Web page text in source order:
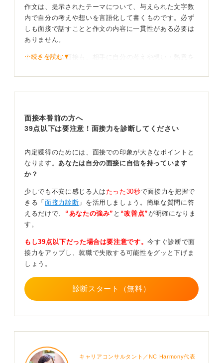
作文は、提示されたテーマについて、与えられた文字数
内で自分の考えや想いを言語化して書くものです。必ず
しも面接で話すことと作文の内容に一貫性がある必要は
ありません。
また、作文も面接も、相手に自分の考えや想い・熱意を
字で伝える」、面接は「音声で伝える」ことにありま
るより音声で伝えるほうが得意な可能性が高いです。
うになる
まずは、作文に書きたいことを携帯などに録音して音声
そのうえで、伝えたい内容を取捨選択してください。作
文は文字数制限があるからです。要点をまとめて相手に
伝えたいことを伝えていく作業になります。ちなみにこ
れは、面談で簡潔に話す際にも応用可能です。
取捨選択を繰り返すと、色んな情報を伝えすぎて、聞き
手からすると何を伝えたかったか良くわからなかったと
いうことがなくなります。自分が伝えたいことをシンプ
ルに相手に届けることができるようになるはずです。
作文で一貫性を持たせることができるようになります
0
⋯続きを読む▼
面接本番前の方へ
39点以下は要注意！面接力を診断してください
内定獲得のためには、面接での印象が大きなポイントと
なります。 あなたは自分の面接に自信を持っています
か？
少しでも不安に感じる人は たった30秒で面接力を把握で
きる「 面接力診断 」を活用しましょう。簡単な質問に答
えるだけで、 “あなたの強み” と “改善点”が明確になりま
す。
もし39点以下だった場合は要注意です。今すぐ診断で面
接力をアップし、就職で失敗する可能性をグッと下げま
しょう。
診断スタート（無料）
キャリアコンサルタント／NC Harmony代表